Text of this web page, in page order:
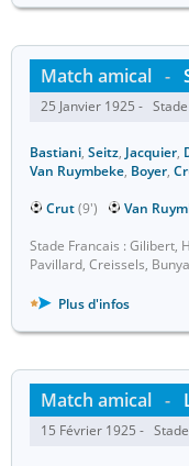
Match amical -
25 Janvier 1925 -
Bastiani, Seitz, Jacquier,
Van Ruymbeke, Boyer,
Crut(9') Van
Stade Francais : Gilibert,
Pavillard, Creissels,
Plus d'infos
Match amical -
15 Février 1925 -